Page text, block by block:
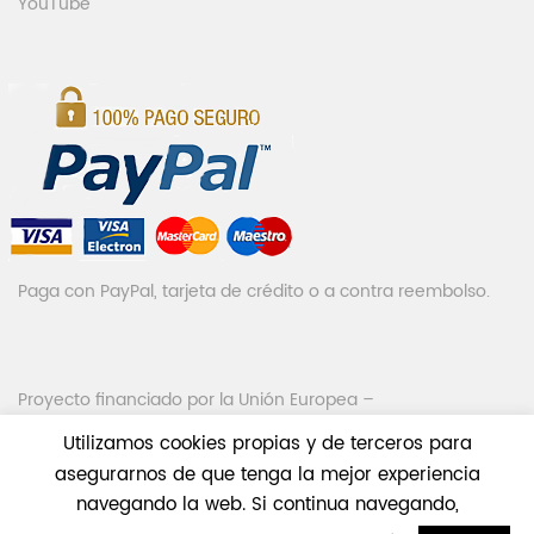
Valorado
con 5de 5
Gente seria.
Segundo motor que compro y segunda experiencia
positiva
Motor fiable y muy sencillo de instalar.
Relación calidad-precio inmejorable
Valorado
con5de 5
El motor tiene muy buena pinta,es bastante silencioso
y muy facil de programar.
Paga con PayPal, tarjeta de crédito o a contra reembolso.
Proyecto financiado por la Unión Europea –
Utilizamos cookies propias y de terceros para
asegurarnos de que tenga la mejor experiencia
navegando la web. Si continua navegando,